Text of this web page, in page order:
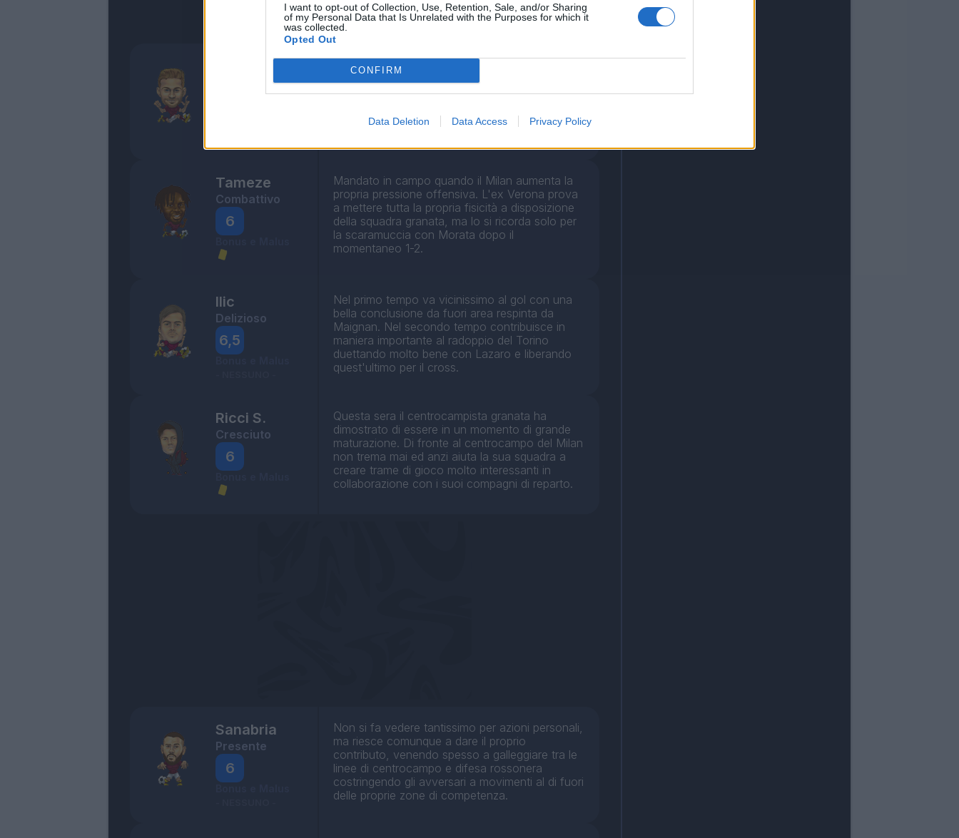
I want to opt-out of Collection, Use, Retention, Sale, and/or Sharing
of my Personal Data that Is Unrelated with the Purposes for which it
was collected.
Opted Out
CONFIRM
Data Deletion Data Access Privacy Policy
Partita non molto appariscente per il polacco. Si
muove in mezzo al campo per garantire un
corretto sviluppo della manovra per i granata e
del gioco per i rossoneri. Chiude il suo match
Tameze
Combattivo
6
Mandato in campo quando il Milan aumenta la
propria pressione offensiva. L'ex Verona prova
a mettere tutta la propria fisicità a disposizione
della squadra granata, ma lo si ricorda solo per
la scaramuccia con Morata dopo il
momentaneo 1-2.
Ilic
Delizioso
6,5
Nel primo tempo va vicinissimo al gol con una
bella conclusione da fuori area respinta da
Maignan. Nel secondo tempo contribuisce in
maniera importante al radoppio del Torino
duettando molto bene con Lazaro e liberando
quest'ultimo per il cross.
Ricci S.
Cresciuto
6
Questa sera il centrocampista granata ha
dimostrato di essere in un momento di grande
maturazione. Di fronte al centrocampo del Milan
non trema mai ed anzi aiuta la sua squadra a
creare trame di gioco molto interessanti in
collaborazione con i suoi compagni di reparto.
Sanabria
Presente
6
Non si fa vedere tantissimo per azioni personali,
ma riesce comunque a dare il proprio
contributo, venendo spesso a galleggiare tra le
linee di centrocampo e difesa rossonera
costringendo gli avversari a movimenti al di fuori
delle proprie zone di competenza.